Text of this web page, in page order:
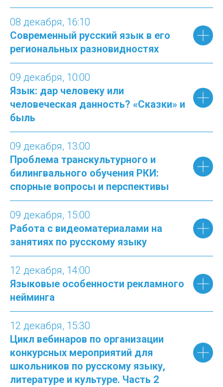
08 декабря, 16:10
Современный русский язык в его
региональных разновидностях
09 декабря, 10:00
Язык: дар человеку или
человеческая данность? «Сказки» и
быль
09 декабря, 13:00
Проблема транскультурного и
билингвального обучения РКИ:
спорные вопросы и перспективы
09 декабря, 15:00
Работа с видеоматериалами на
занятиях по русскому языку
12 декабря, 14:00
Языковые особенности рекламного
нейминга
12 декабря, 15:30
Цикл вебинаров по организации
конкурсных мероприятий для
школьников по русскому языку,
литературе и культуре. Часть 2